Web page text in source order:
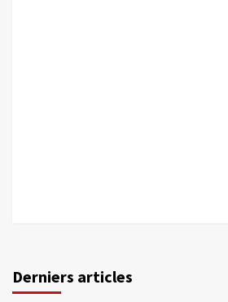
Derniers articles